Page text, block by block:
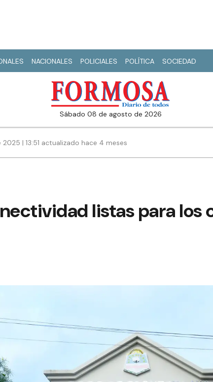
NACIONALES POLICIALES POLÍTICA SOCIEDAD
sábado 08 de agosto de 2026
| 13:51 actualizado hace 4 meses
listas para los